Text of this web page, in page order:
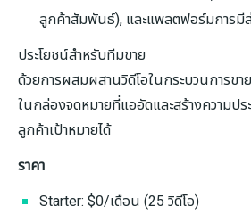
ลูกค้าสัมพันธ์), และแพลตฟอร์มการมี
ประโยชน์สำหรับทีมขาย
ด้วยการผสมผสานวิดีโอในกระบวนการขา
ในกล่องจดหมายที่แออัดและสร้างความปร
ลูกค้าเป้าหมายได้
ราคา
Starter: $0/เดือน (25 วิดีโอ)